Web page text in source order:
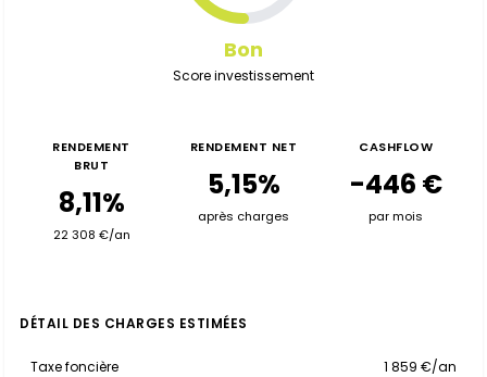
Bon
Score investissement
RENDEMENT
BRUT
8,11%
22 308 €/an
RENDEMENT NET
5,15%
après charges
CASHFLOW
-446 €
par mois
DÉTAIL DES CHARGES ESTIMÉES
Taxe foncière 1 859 €/an